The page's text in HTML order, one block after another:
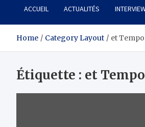
ACCUEIL ACTUALITÉS
Home Category Layout et
Étiquette : et